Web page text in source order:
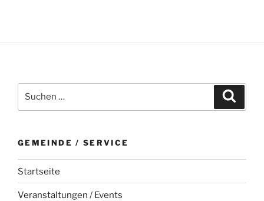
nach:
GEMEINDE / SERVICE
Startseite
Veranstaltungen / Events